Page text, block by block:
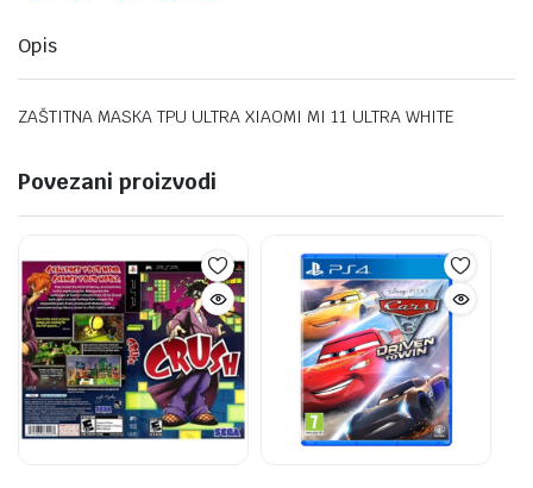
Opis
ZAŠTITNA MASKA TPU ULTRA XIAOMI MI 11 ULTRA WHITE
Povezani proizvodi